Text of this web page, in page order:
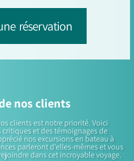
réservation
nos clients
clients est notre priorité. Voici
et des témoignages de
nos excursions en bateau à
parleront d'elles-mêmes et vous
dans cet incroyable voyage.